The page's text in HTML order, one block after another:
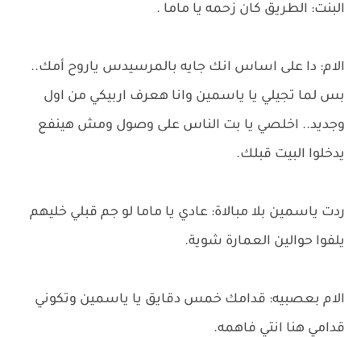
البنت: الطريق كان زحمه يا ماما .
الام: دا على اساس انك جايه بالمرسيدس ياروح أمك..
بس لما تجيلي يا ياسمين وانا هعرف اربيكي من اول
وجديد.. اخلصي يا بت الناس على وصول ومش هينفع
يدخلوا البيت قبلك.
ردت ياسمين بلا مبالاة: عادي يا ماما لو جم قبلي خليهم
يلفوا حوالين العمارة شوية.
الام بعصبيه: قدامك خمس دقايق يا ياسمين وتكوني
قدامي هنا انتي فاهمه.